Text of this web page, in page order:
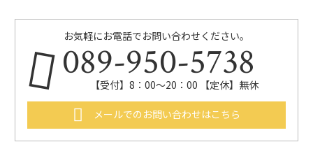
お気軽にお電話でお問い合わせください。
089-950-5738
【受付】8：00～20：00 【定休】無休
メールでのお問い合わせはこちら